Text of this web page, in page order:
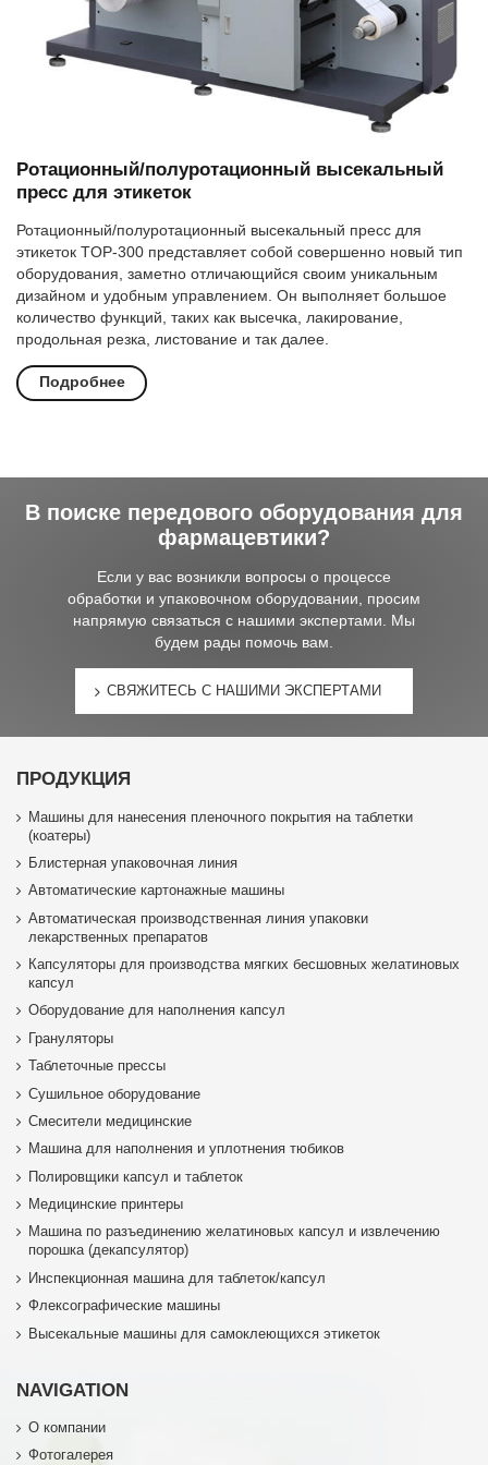
Ротационный/полуротационный высекальный
пресс для этикеток
Ротационный/полуротационный высекальный пресс для
этикеток TOP-300 представляет собой совершенно новый тип
оборудования, заметно отличающийся своим уникальным
дизайном и удобным управлением. Он выполняет большое
количество функций, таких как высечка, лакирование,
продольная резка, листование и так далее.
Подробнее
В поиске передового оборудования для
фармацевтики?
Если у вас возникли вопросы о процессе
обработки и упаковочном оборудовании, просим
напрямую связаться с нашими экспертами. Мы
будем рады помочь вам.
СВЯЖИТЕСЬ С НАШИМИ ЭКСПЕРТАМИ
ПРОДУКЦИЯ
Машины для нанесения пленочного покрытия на таблетки
(коатеры)
Блистерная упаковочная линия
Автоматические картонажные машины
Автоматическая производственная линия упаковки
лекарственных препаратов
Капсуляторы для производства мягких бесшовных желатиновых
капсул
Оборудование для наполнения капсул
Грануляторы
Таблеточные прессы
Сушильное оборудование
Смесители медицинские
Машина для наполнения и уплотнения тюбиков
Полировщики капсул и таблеток
Медицинские принтеры
Машина по разъединению желатиновых капсул и извлечению
порошка (декапсулятор)
Инспекционная машина для таблеток/капсул
Флексографические машины
Высекальные машины для самоклеющихся этикеток
NAVIGATION
О компании
Фотогалерея